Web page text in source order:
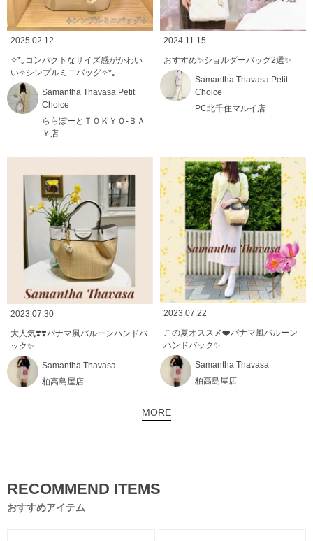
2025.02.12
✧*｡コンパクトなサイズ感がかわい
い✧シンプルミニバッグ✧*｡
Samantha Thavasa Petit
Choice
ららぽーとＴＯＫＹＯ-ＢＡ
Ｙ店
2024.11.15
おすすめ✨ショルダーバッグ2選✨
Samantha Thavasa Petit
Choice
PC北千住マルイ店
2023.07.30
大人気❣️❣️パナマ風バルーンハンドバ
ック✨
Samantha Thavasa
柏高島屋店
2023.07.22
この夏オススメ❤️パナマ風バルーン
ハンドバック✨
Samantha Thavasa
柏高島屋店
MORE
RECOMMEND ITEMS
おすすめアイテム